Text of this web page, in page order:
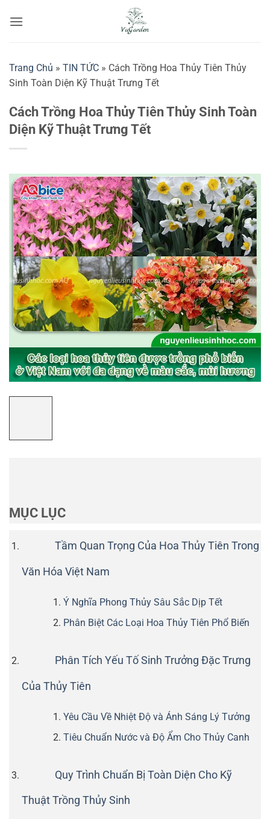
qua
Trang Chủ » TIN TỨC » Cách Trồng Hoa Thủy Tiên Thủy
Sinh Toàn Diện Kỹ Thuật Trưng Tết
Cách Trồng Hoa Thủy Tiên Thủy Sinh Toàn
Diện Kỹ Thuật Trưng Tết
MỤC LỤC
Tầm Quan Trọng Của Hoa Thủy Tiên Trong
Văn Hóa Việt Nam
Ý Nghĩa Phong Thủy Sâu Sắc Dịp Tết
Phân Biệt Các Loại Hoa Thủy Tiên Phổ Biến
Phân Tích Yếu Tố Sinh Trưởng Đặc Trưng
Của Thủy Tiên
Yêu Cầu Về Nhiệt Độ và Ánh Sáng Lý Tưởng
Tiêu Chuẩn Nước và Độ Ẩm Cho Thủy Canh
Quy Trình Chuẩn Bị Toàn Diện Cho Kỹ
Thuật Trồng Thủy Sinh